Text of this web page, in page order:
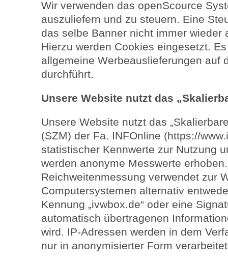
Wir verwenden das openScource
auszuliefern und zu steuern. Eine
das selbe Banner nicht immer wieder
Hierzu werden Cookies eingesetzt.
allgemeine Werbeauslieferungen auf
durchführt.
Unsere Website nutzt das
Unsere Website nutzt das
(SZM) der Fa. INFOnline (https://
statistischer Kennwerte zur Nutzung
werden anonyme Messwerte
Reichweitenmessung verwendet zur
Computersystemen alternativ
Kennung „ivwbox.de“ oder eine
automatisch übertragenen
wird. IP-Adressen werden in dem
nur in anonymisierter Form